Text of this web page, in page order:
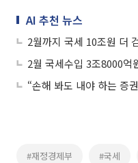
AI 추천 뉴스
2월 국세수입 3조8000
#재정경제부 #국세